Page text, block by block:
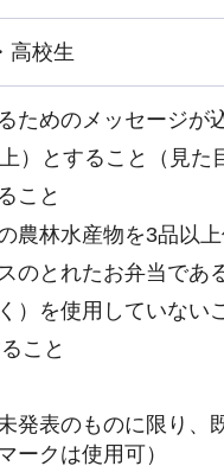
高校生
ためのメッセージが
）とすること（見た
こと
農林水産物を3品以
のとれたお弁当であ
）を使用していない
こと
発表のものに限り、
ークは使用可）